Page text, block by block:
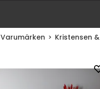
Varumärken Kristensen